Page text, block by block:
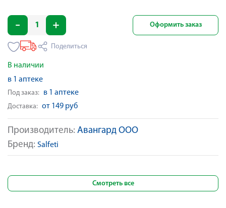
Производитель: Авангард ООО
Бренд: Salfeti
Оформить заказ
Поделиться
В наличии
в 1 аптеке
Под заказ: в 1 аптеке
Доставка: от 149 руб
Смотреть все